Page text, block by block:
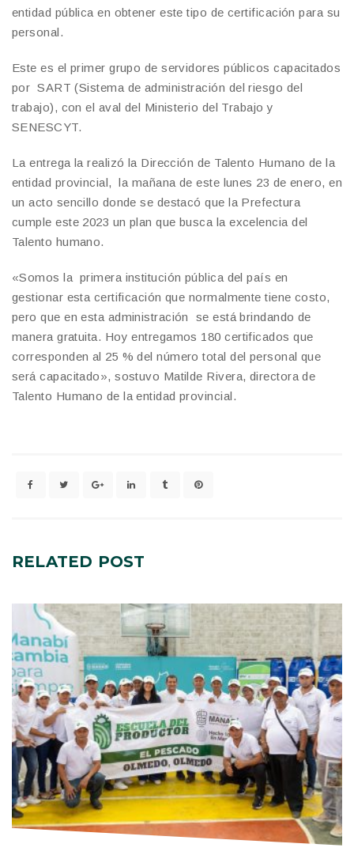
entidad pública en obtener este tipo de certificación para su
personal.
Este es el primer grupo de servidores públicos capacitados
por SART (Sistema de administración del riesgo del
trabajo), con el aval del Ministerio del Trabajo y
SENESCYT.
La entrega la realizó la Dirección de Talento Humano de la
entidad provincial, la mañana de este lunes 23 de enero, en
un acto sencillo donde se destacó que la Prefectura
cumple este 2023 un plan que busca la excelencia del
Talento humano.
«Somos la primera institución pública del país en
gestionar esta certificación que normalmente tiene costo,
pero que en esta administración se está brindando de
manera gratuita. Hoy entregamos 180 certificados que
corresponden al 25 % del número total del personal que
será capacitado», sostuvo Matilde Rivera, directora de
Talento Humano de la entidad provincial.
RELATED POST